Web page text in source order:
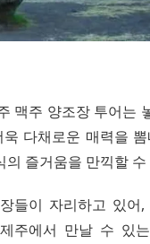
맥주 양조장 투어는
다채로운 매력을 뽐
의 즐거움을 만끽할
들이 자리하고 있어
주에서 만날 수 있